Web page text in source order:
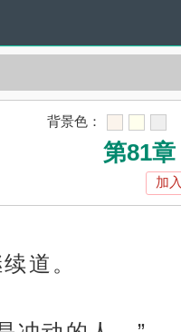
背景色：
第81章
加
道。